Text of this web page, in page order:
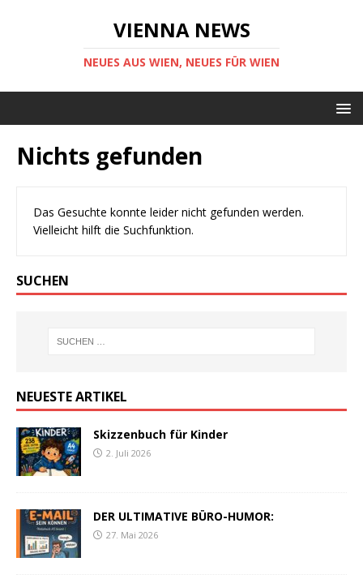
VIENNA NEWS
NEUES AUS WIEN, NEUES FÜR WIEN
Nichts gefunden
Das Gesuchte konnte leider nicht gefunden werden.
Vielleicht hilft die Suchfunktion.
SUCHEN
NEUESTE ARTIKEL
Skizzenbuch für Kinder
2. Juli 2026
DER ULTIMATIVE BÜRO-HUMOR:
27. Mai 2026